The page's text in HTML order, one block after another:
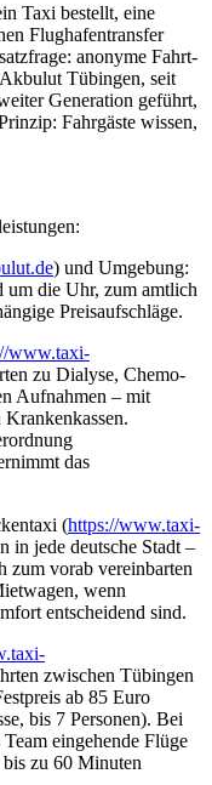
Taxi bestellt, eine
Flughafentransfer
anonyme Fahrt-
Tübingen, seit
Generation geführt,
Fahrgäste wissen,
) und Umgebung:
um die Uhr, zum amtlich
Preisaufschläge.
www.taxi-
zu Dialyse, Chemo-
Aufnahmen – mit
das
(https://www.taxi-
in jede deutsche Stadt –
zum vorab vereinbarten
wenn
entscheidend sind.
zwischen Tübingen
ab 85 Euro
bis 7 Personen). Bei
eingehende Flüge
zu 60 Minuten